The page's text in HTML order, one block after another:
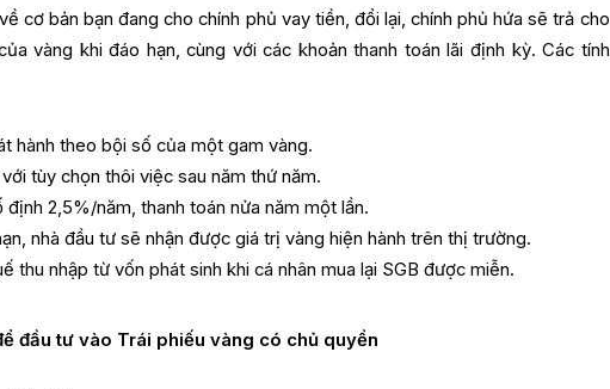
cơ bản bạn đang cho chính phủ vay tiền, đổi lại, chính phủ hứa sẽ trả cho
vàng khi đáo hạn, cùng với các khoản thanh toán lãi định kỳ. Các tính
hành theo bội số của một gam vàng.
tùy chọn thôi việc sau năm thứ năm.
định 2,5%/năm, thanh toán nửa năm một lần.
nhà đầu tư sẽ nhận được giá trị vàng hiện hành trên thị trường.
thu nhập từ vốn phát sinh khi cá nhân mua lại SGB được miễn.
đầu tư vào Trái phiếu vàng có chủ quyền